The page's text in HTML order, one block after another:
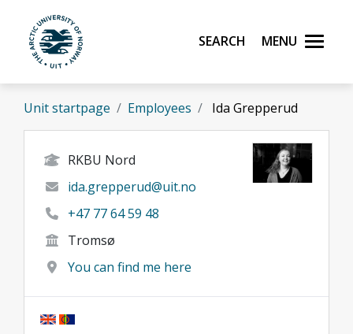
Skip to main content
UiT The Arctic University of Norway
Search Menu
Unit startpage Employees Ida Grepperud
RKBU Nord
ida.grepperud@uit.no
+47 77 64 59 48
Tromsø
You can find me here